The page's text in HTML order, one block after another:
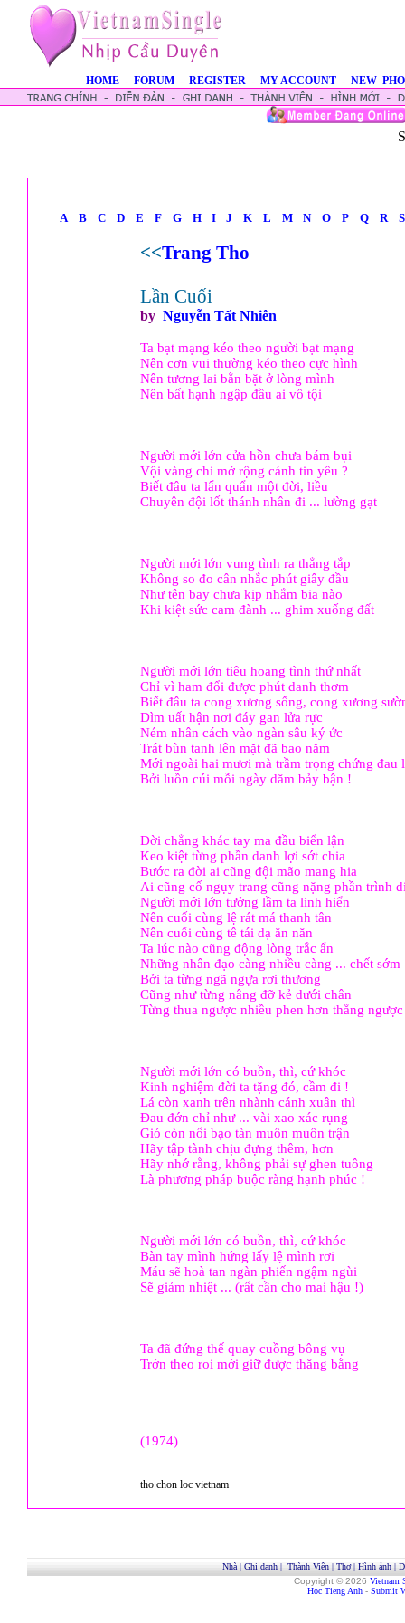
HOME - FORUM - REGISTER - MY ACCOUNT - NEW
A B C D E F G H I J K L M N O P Q R S
<<Trang Tho
Lần Cuối
by Nguyễn Tất Nhiên
Ta bạt mạng kéo theo người bạt mạng
Nên cơn vui thường kéo theo cực hình
Nên tương lai bằn bặt ở lòng mình
Nên bất hạnh ngập đầu ai vô tội
Người mới lớn cửa hồn chưa bám bụi
Vội vàng chi mở rộng cánh tin yêu ?
Biết đâu ta lẩn quẩn một đời, liều
Chuyên đội lốt thánh nhân đi ... lường gạt
Người mới lớn vung tình ra thẳng tắp
Không so đo cân nhắc phút giây đầu
Như tên bay chưa kịp nhắm bia nào
Khi kiệt sức cam đành ... ghim xuống đất
Người mới lớn tiêu hoang tình thứ nhất
Chỉ vì ham đổi được phút danh thơm
Biết đâu ta cong xương sống, cong xương
Dìm uất hận nơi đáy gan lửa rực
Ném nhân cách vào ngàn sâu ký ức
Trát bùn tanh lên mặt đã bao năm
Mới ngoài hai mươi mà trầm trọng chứng đau
Bởi luồn cúi mỗi ngày dăm bảy bận !
Đời chẳng khác tay ma đầu biển lận
Keo kiệt từng phần danh lợi sớt chia
Bước ra đời ai cũng đội mão mang hia
Ai cũng cố ngụy trang cũng nặng phần trình
Người mới lớn tưởng lầm ta linh hiển
Nên cuối cùng lệ rát má thanh tân
Nên cuối cùng tê tái dạ ăn năn
Ta lúc nào cũng động lòng trắc ẩn
Những nhân đạo càng nhiều càng ... chết sớm
Bởi ta từng ngã ngựa rơi thương
Cũng như từng nâng đỡ kẻ dưới chân
Từng thua ngược nhiều phen hơn thắng
Người mới lớn có buồn, thì, cứ khóc
Kinh nghiệm đời ta tặng đó, cầm đi !
Lá còn xanh trên nhành cánh xuân thì
Đau đớn chỉ như ... vài xao xác rụng
Gió còn nổi bạo tàn muôn muôn trận
Hãy tập tành chịu đựng thêm, hơn
Hãy nhớ rằng, không phải sự ghen tuông
Là phương pháp buộc ràng hạnh phúc !
Người mới lớn có buồn, thì, cứ khóc
Bàn tay mình hứng lấy lệ mình rơi
Máu sẽ hoà tan ngàn phiến ngậm ngùi
Sẽ giảm nhiệt ... (rất cần cho mai hậu !)
Ta đã đứng thế quay cuồng bông vụ
Trớn theo roi mới giữ được thăng bằng
(1974)
tho chon loc vietnam
Nhà| Ghi danh| Thành Viên| Thơ| Hình ảnh|
Copyright © 2026 Vietnam
Hoc Tieng Anh - Submit